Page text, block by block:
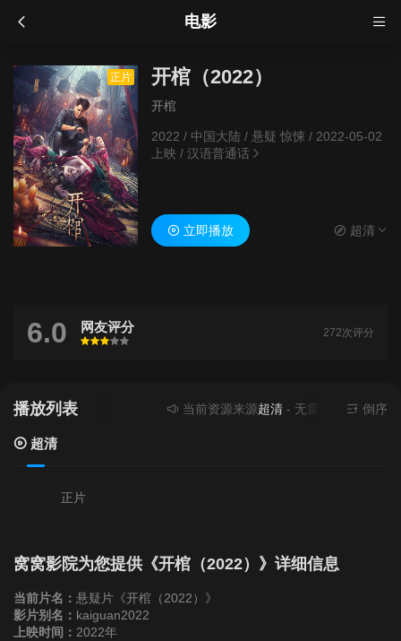
电影
正片 开棺（2022）
开棺
2022 / 中国大陆 / 悬疑 惊悚/ 2022-05-02
上映 / 汉语普通话
立即播放 超清
6.0 网友评分
很差
较差还行推荐力荐
272次评分
播放列表 当前资源来源超清- 无需安装任何插件
倒序
超清
正片
窝窝影院为您提供《开棺（2022）》详细信息
当前片名： 悬疑片《开棺（2022）》
影片别名： kaiguan2022
上映时间： 2022年